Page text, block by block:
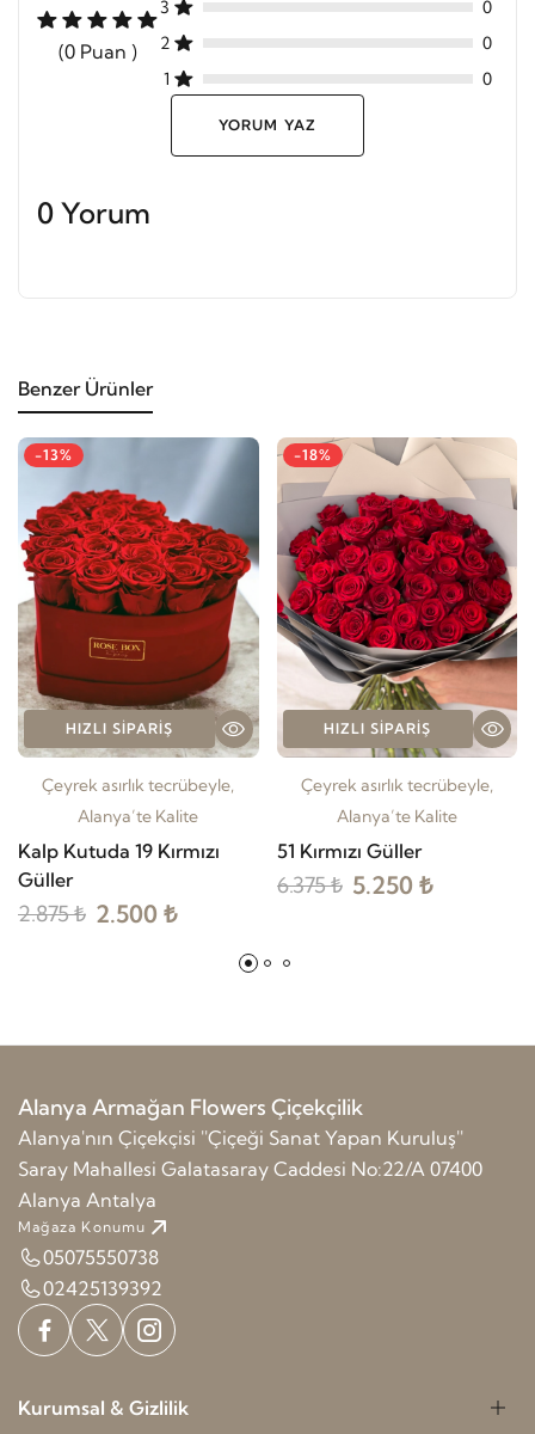
(0 Puan )
3
0
2
0
1
0
YORUM YAZ
0 Yorum
Benzer Ürünler
-13%
HIZLI SIPARIŞ
Çeyrek asırlık tecrübeyle,
Alanya’te Kalite
Kalp Kutuda 19 Kırmızı
Güller
2.875 ₺ 2.500 ₺
-18%
HIZLI SIPARIŞ
Çeyrek asırlık tecrübeyle,
Alanya’te Kalite
51 Kırmızı Güller
6.375 ₺ 5.250 ₺
Alanya Armağan Flowers Çiçekçilik
Alanya'nın Çiçekçisi ''Çiçeği Sanat Yapan Kuruluş''
Saray Mahallesi Galatasaray Caddesi No:22/A 07400
Alanya Antalya
Mağaza Konumu
05075550738
02425139392
Kurumsal & Gizlilik